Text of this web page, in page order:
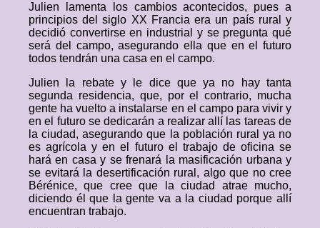
Julien lamenta los cambios acontecidos, pues a
principios del siglo XX Francia era un país rural y
decidió convertirse en industrial y se pregunta qué
será del campo, asegurando ella que en el futuro
todos tendrán una casa en el campo.
Julien la rebate y le dice que ya no hay tanta
segunda residencia, que, por el contrario, mucha
gente ha vuelto a instalarse en el campo para vivir y
en el futuro se dedicarán a realizar allí las tareas de
la ciudad, asegurando que la población rural ya no
es agrícola y en el futuro el trabajo de oficina se
hará en casa y se frenará la masificación urbana y
se evitará la desertificación rural, algo que no cree
Bérénice, que cree que la ciudad atrae mucho,
diciendo él que la gente va a la ciudad porque allí
encuentran trabajo.